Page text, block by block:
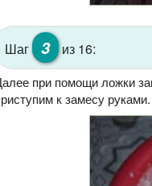
Шаг 3 из 16:
при помощи ложки
к замесу руками.